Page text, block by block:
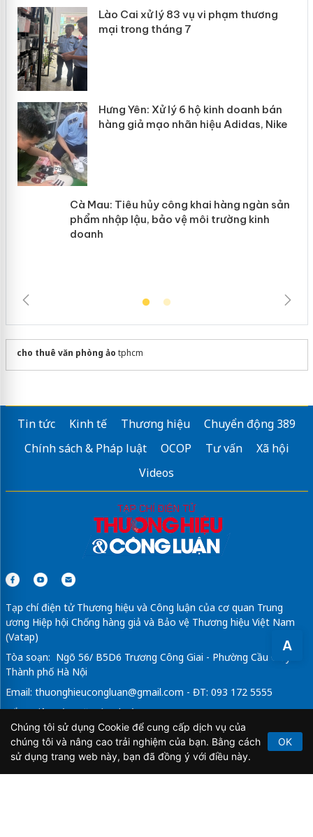
A
Lào Cai xử lý 83 vụ vi phạm thương
mại trong tháng 7
Hưng Yên: Xử lý 6 hộ kinh doanh bán
hàng giả mạo nhãn hiệu Adidas, Nike
Cà Mau: Tiêu hủy công khai hàng
ngàn sản phẩm nhập lậu, bảo vệ môi
trường kinh doanh
cho thuê văn phòng ảo tphcm
Tin tức Kinh tế Thương hiệu
Chuyển động 389
Chính sách & Pháp luật
OCOP Tư vấn
Xã hội
Videos
Tạp chí điện tử Thương hiệu và Công luận của cơ quan Trung
ương Hiệp hội Chống hàng giả và Bảo vệ Thương hiệu Việt Nam
(Vatap)
Tòa soạn: Ngõ 56/ B5D6 Trương Công Giai - Phường Cầu Giấy -
Thành phố Hà Nội
Email: thuonghieucongluan@gmail.com - ĐT: 093 172 5555
Tổng Biên Tập: Vũ Đức Thuận
Giấy phép hoạt động báo chí điện tử số 64/GP-BTTTT do Bộ
Thông tin và Truyền thông cấp ngày 21/2/2020.
Chúng tôi sử dụng Cookie để cung cấp dịch vụ của
chúng tôi và nâng cao trải nghiệm của bạn. Bằng cách
sử dụng trang web này, bạn đã đồng ý với điều này.
OK